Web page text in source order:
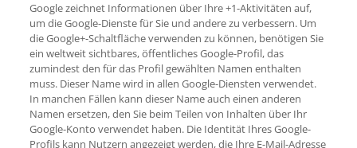
Google zeichnet Informationen über Ihre +1-Aktivitäten auf,
um die Google-Dienste für Sie und andere zu verbessern. Um
die Google+-Schaltfläche verwenden zu können, benötigen Sie
ein weltweit sichtbares, öffentliches Google-Profil, das
zumindest den für das Profil gewählten Namen enthalten
muss. Dieser Name wird in allen Google-Diensten verwendet.
In manchen Fällen kann dieser Name auch einen anderen
Namen ersetzen, den Sie beim Teilen von Inhalten über Ihr
Google-Konto verwendet haben. Die Identität Ihres Google-
Profils kann Nutzern angezeigt werden, die Ihre E-Mail-Adresse